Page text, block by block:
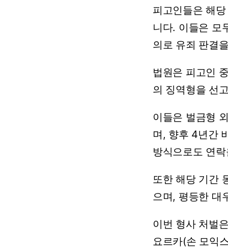
피고인들은 해
니다. 이들은 모
의로 유죄 판결
법원은 피고인
의 징역형을 선
이들은 벌금형
며, 향후 4년간
방식으로도 연
또한 해당 기간
으며, 평등한 대
이번 형사 처벌
요르카(손 모익